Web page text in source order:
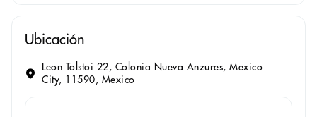
Ubicación
Leon Tolstoi 22, Colonia Nueva Anzures, Mexico
City, 11590, Mexico